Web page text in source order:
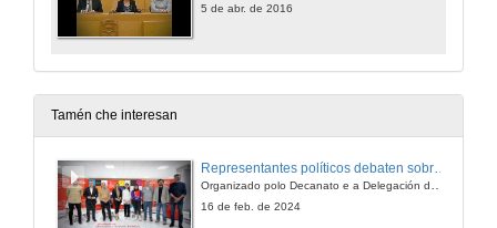
5 de abr. de 2016
Tamén che interesan
Representantes políticos debaten sobre educación e xuventude no campus de Pontevedra
16 de feb. de 2024